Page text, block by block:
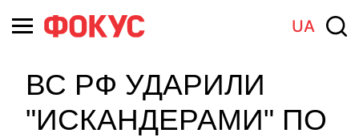
UA
ВС РФ УДАРИЛИ
"ИСКАНДЕРАМИ" ПО